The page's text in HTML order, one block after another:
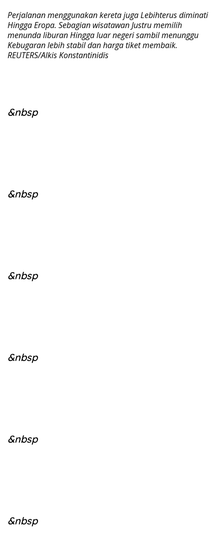
Perjalanan menggunakan kereta juga Lebihterus diminati
Hingga Eropa. Sebagian wisatawan Justru memilih
menunda liburan Hingga luar negeri sambil menunggu
Kebugaran lebih stabil dan harga tiket membaik.
REUTERS/Alkis Konstantinidis
&nbsp
&nbsp
&nbsp
&nbsp
&nbsp
&nbsp